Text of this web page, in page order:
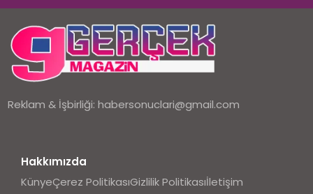
Reklam & İşbirliği:habersonuclari@gmail.com
Hakkımızda
KünyeÇerez PolitikasıGizlilik Politikasıİletişim